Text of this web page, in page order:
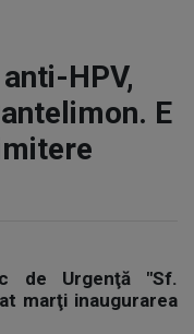
HPV,
E
de Urgenţă "Sf.
marţi inaugurarea